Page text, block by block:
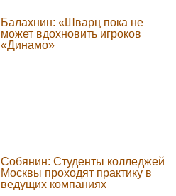
Балахнин: «Шварц пока не
может вдохновить игроков
«Динамо»
Собянин: Студенты колледжей
Москвы проходят практику в
ведущих компаниях